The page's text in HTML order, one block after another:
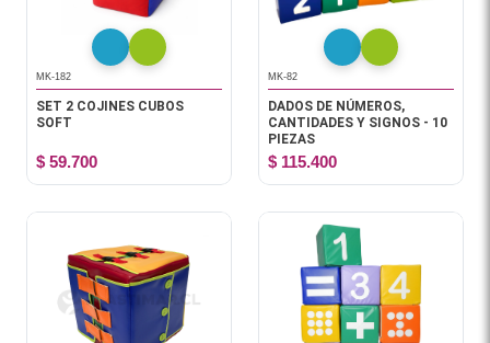
MK-182
SET 2 COJINES CUBOS
SOFT
$ 59.700
MK-82
DADOS DE NÚMEROS,
CANTIDADES Y SIGNOS - 10
PIEZAS
$ 115.400